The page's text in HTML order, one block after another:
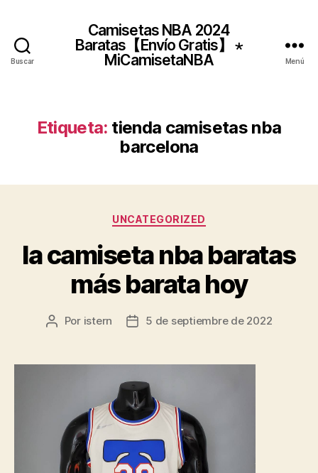
Buscar
Camisetas NBA 2024
Baratas【Envío Gratis】 ⋆
MiCamisetaNBA
Menú
Etiqueta: tienda camisetas nba
barcelona
Categorías
UNCATEGORIZED
la camiseta nba baratas
más barata hoy
Autor
entrada
Por istern
Fecha
entrada
5 de septiembre de 2022